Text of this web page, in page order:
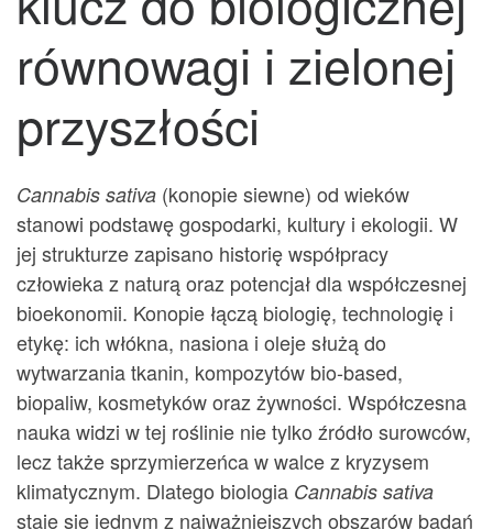
równowagi i zielonej
przyszłości
Cannabis sativa (konopie siewne) od wieków
stanowi podstawę gospodarki, kultury i ekologii. W
jej strukturze zapisano historię współpracy
człowieka z naturą oraz potencjał dla współczesnej
bioekonomii. Konopie łączą biologię, technologię i
etykę: ich włókna, nasiona i oleje służą do
wytwarzania tkanin, kompozytów bio-based,
biopaliw, kosmetyków oraz żywności. Współczesna
nauka widzi w tej roślinie nie tylko źródło surowców,
lecz także sprzymierzeńca w walce z kryzysem
klimatycznym. Dlatego biologia Cannabis sativa
staje się jednym z najważniejszych obszarów badań